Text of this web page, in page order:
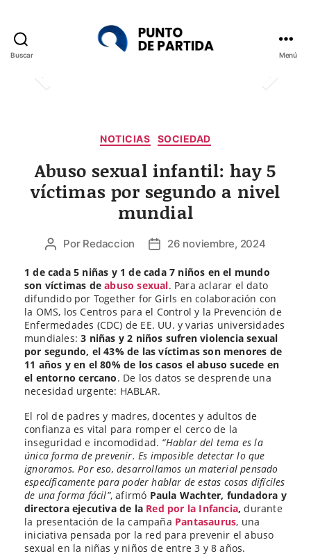
Buscar Menú
NOTICIAS SOCIEDAD
Abuso sexual infantil: hay 5
víctimas por segundo a nivel
mundial
Autor
la
entrada
Por Redaccion
Fecha
la
entrada
26 noviembre, 2024
1 de cada 5 niñas y 1 de cada 7 niños en el mundo
son víctimas deabuso sexual. Para aclarar el dato
difundido por Together for Girls en colaboración con
la OMS, los Centros para el Control y la Prevención de
Enfermedades (CDC) de EE. UU. y varias universidades
mundiales: 3 niñas y 2 niños sufren violencia sexual
por segundo, el 43% de las víctimas son menores de
11 años y en el 80% de los casos el abuso sucede en
el entorno cercano. De los datos se desprende una
necesidad urgente: HABLAR.
El rol de padres y madres, docentes y adultos de
confianza es vital para romper el cerco de la
inseguridad e incomodidad. “Hablar del tema es la
única forma de prevenir. Es imposible detectar lo que
ignoramos. Por eso, desarrollamos un material pensado
específicamente para poder hablar de estas cosas difíciles
de una forma fácil”, afirmó Paula Wachter, fundadora y
directora ejecutiva de la Red por la Infancia,durante
la presentación de la campaña Pantasaurus, una
iniciativa pensada por la red para prevenir el abuso
sexual en la niñas y niños de entre 3 y 8 años.